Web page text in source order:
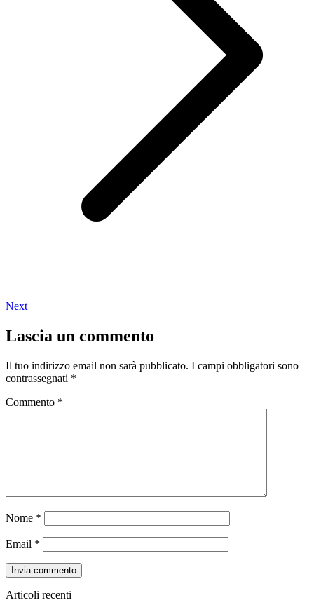
Next
Lascia un commento
Il tuo indirizzo email non sarà pubblicato. I campi obbligatori sono
contrassegnati *
Commento *
Nome *
Email *
Articoli recenti